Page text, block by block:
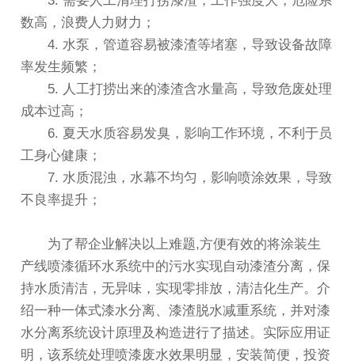
数高，浪费人力财力；
4. 水泵，管道容易被漆渣等堵塞，导致设备故障
率发生频繁；
5. 人工打捞出来的漆渣含水量高，导致危废处理
成本过高；
6. 夏天水质容易发臭，影响工作环境，不利于员
工身心健康；
7. 水质混浊，水幕不均匀，影响喷涂效果，导致
不良率提升；
为了帮企业解决以上难题,方便有效的将涂装生
产线喷漆循环水系统中的污水实现自动漆渣分离，保
持水质清洁，无异味，实现零排放，清洁化生产。介
绍一种一体式漆水分离、漆渣脱水减重系统，并对漆
水分离系统设计原理及构造进行了描述。实际应用证
明，该系统处理喷漆废水效果明显，安装简便，投资